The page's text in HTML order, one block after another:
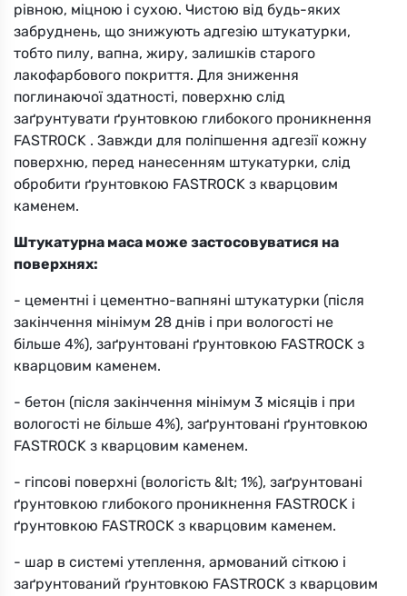
95ZR
Вибрати
9ZKS
9ZOK
Вибрати
рівною, міцною і сухою. Чистою від будь-яких
забруднень, що знижують адгезію штукатурки,
тобто пилу, вапна, жиру, залишків старого
лакофарбового покриття. Для зниження
поглинаючої здатності, поверхню слід
заґрунтувати ґрунтовкою глибокого проникнення
FASTROCK . Завжди для поліпшення адгезії кожну
поверхню, перед нанесенням штукатурки, слід
обробити ґрунтовкою FASTROCK з кварцовим
каменем.
Штукатурна маса може застосовуватися на
поверхнях:
- цементні і цементно-вапняні штукатурки (після
закінчення мінімум 28 днів і при вологості не
більше 4%), заґрунтовані ґрунтовкою FASTROCK з
кварцовим каменем.
- бетон (після закінчення мінімум 3 місяців і при
вологості не більше 4%), заґрунтовані ґрунтовкою
FASTROCK з кварцовим каменем.
- гіпсові поверхні (вологість &lt; 1%), заґрунтовані
ґрунтовкою глибокого проникнення FASTROCK і
ґрунтовкою FASTROCK з кварцовим каменем.
- шар в системі утеплення, армований сіткою і
заґрунтований ґрунтовкою FASTROCK з кварцовим